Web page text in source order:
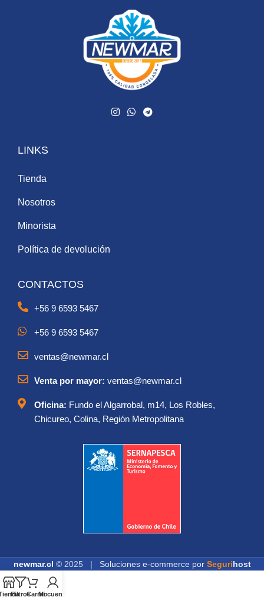
LINKS
Tienda
Nosotros
Minorista
Política de devolución
CONTACTOS
+56 9 6593 5467
+56 9 6593 5467
ventas@newmar.cl
Venta por mayor: ventas@newmar.cl
Oficina: Fundo el Algarrobal, m14, Los Robles,
Chicureo, Colina, Región Metropolitana
newmar.cl © 2025 | Soluciones e-commerce por Segurihost
FiltrosCarritoMi cuenta